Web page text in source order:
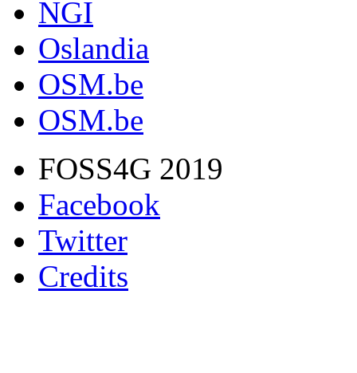
NGI
Oslandia
OSM.be
OSM.be
FOSS4G 2019
Facebook
Twitter
Credits